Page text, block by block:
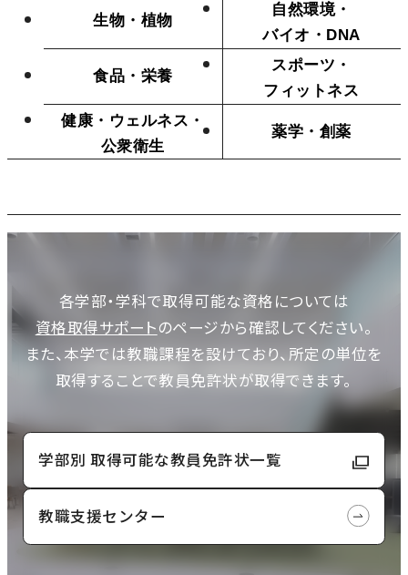
経済経営学研究科
薬学研究科
看護学研究科
教員紹介
全学教育機構
生物・植物
自然環境・
バイオ・DNA
食品・栄養
スポーツ・
フィットネス
健康・ウェルネス・
公衆衛生
薬学・創薬
各学部・学科で取得可能な資格については
資格取得サポートのページから確認してください。
また、本学では教職課程を設けており、所定の単位を
取得することで教員免許状が取得できます。
外
サ
イ
学部別 取得可能な教員免許状一覧
教職支援センター